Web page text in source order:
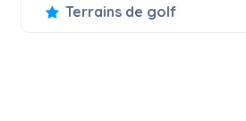
Terrains de golf